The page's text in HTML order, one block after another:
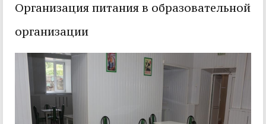
Организация питания в образовательной
организации